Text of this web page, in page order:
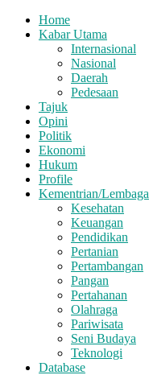
Home
Kabar Utama
Internasional
Nasional
Daerah
Pedesaan
Tajuk
Opini
Politik
Ekonomi
Hukum
Profile
Kementrian/Lembaga
Kesehatan
Keuangan
Pendidikan
Pertanian
Pertambangan
Pangan
Pertahanan
Olahraga
Pariwisata
Seni Budaya
Teknologi
Database